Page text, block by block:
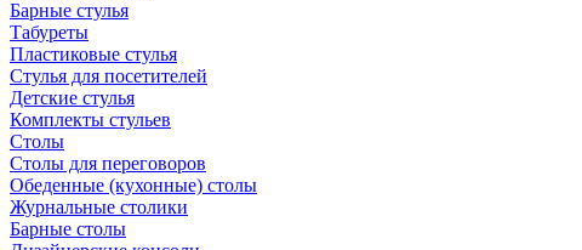
Барные стулья
Табуреты
Пластиковые стулья
Стулья для посетителей
Детские стулья
Комплекты стульев
Столы
Столы для переговоров
Обеденные (кухонные) столы
Журнальные столики
Барные столы